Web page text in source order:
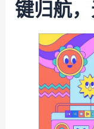
键归航